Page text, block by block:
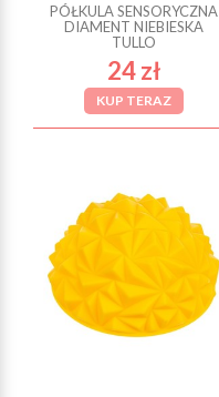
PÓŁKULA SENSORYCZNA
DIAMENT NIEBIESKA
TULLO
24 zł
KUP TERAZ